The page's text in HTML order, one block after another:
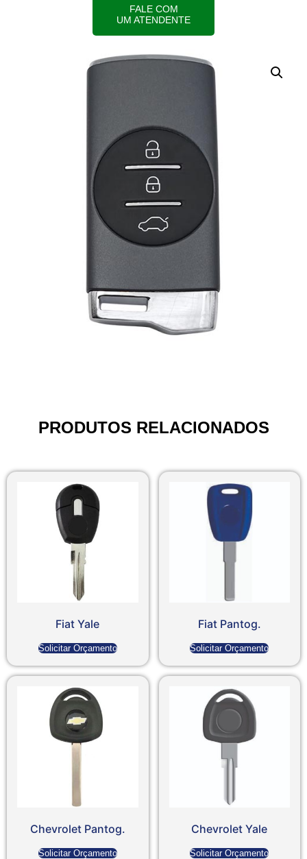
FALE COM
UM ATENDENTE
PRODUTOS RELACIONADOS
Fiat Yale
Solicitar Orçamento
Fiat Pantog.
Solicitar Orçamento
Chevrolet Pantog.
Solicitar Orçamento
Chevrolet Yale
Solicitar Orçamento